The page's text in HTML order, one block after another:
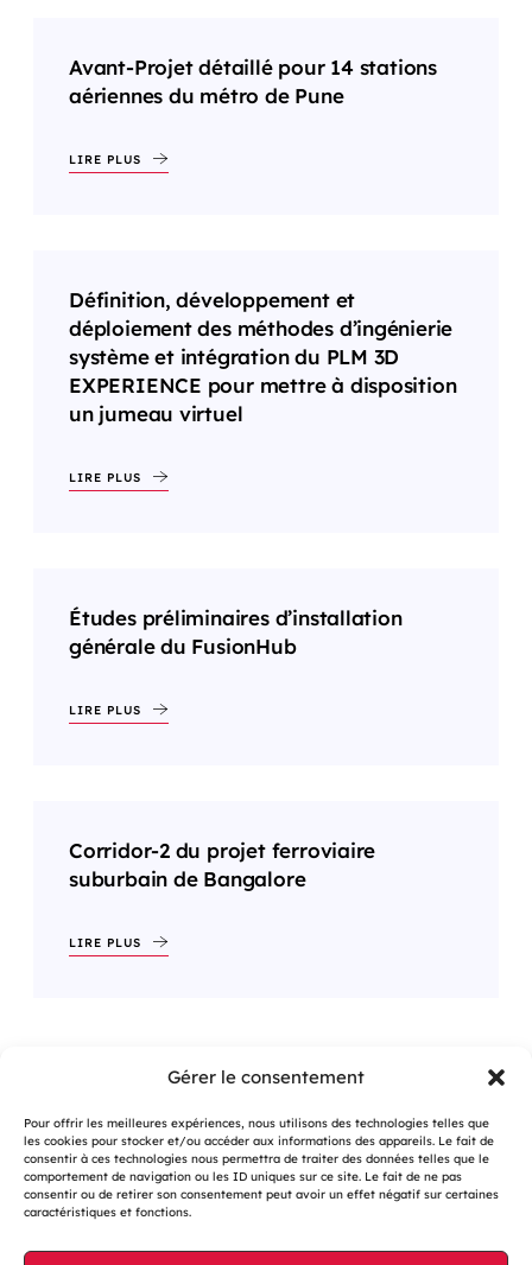
Gérer le consentement
Pour offrir les meilleures expériences, nous utilisons des technologies telles que
les cookies pour stocker et/ou accéder aux informations des appareils. Le fait de
consentir à ces technologies nous permettra de traiter des données telles que le
comportement de navigation ou les ID uniques sur ce site. Le fait de ne pas
consentir ou de retirer son consentement peut avoir un effet négatif sur certaines
caractéristiques et fonctions.
Avant-Projet détaillé pour 14 stations
aériennes du métro de Pune
LIRE PLUS
Définition, développement et
déploiement des méthodes d’ingénierie
système et intégration du PLM 3D
EXPERIENCE pour mettre à disposition
un jumeau virtuel
LIRE PLUS
Études préliminaires d’installation
générale du FusionHub
LIRE PLUS
Corridor-2 du projet ferroviaire
suburbain de Bangalore
LIRE PLUS